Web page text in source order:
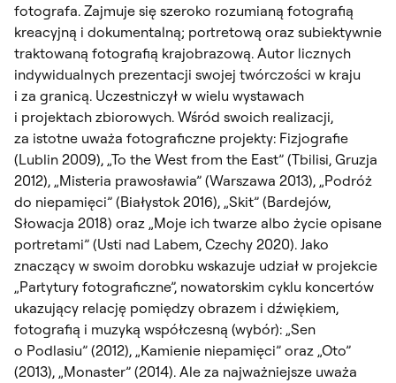
fotografa. Zajmuje się szeroko rozumianą fotografią
kreacyjną i dokumentalną; portretową oraz subiektywnie
traktowaną fotografią krajobrazową. Autor licznych
indywidualnych prezentacji swojej twórczości w kraju
i za granicą. Uczestniczył w wielu wystawach
i projektach zbiorowych. Wśród swoich realizacji,
za istotne uważa fotograficzne projekty: Fizjografie
(Lublin 2009), „To the West from the East” (Tbilisi, Gruzja
2012), „Misteria prawosławia” (Warszawa 2013), „Podróż
do niepamięci” (Białystok 2016), „Skit” (Bardejów,
Słowacja 2018) oraz „Moje ich twarze albo życie opisane
portretami” (Usti nad Labem, Czechy 2020). Jako
znaczący w swoim dorobku wskazuje udział w projekcie
„Partytury fotograficzne”, nowatorskim cyklu koncertów
ukazujący relację pomiędzy obrazem i dźwiękiem,
fotografią i muzyką współczesną (wybór): „Sen
o Podlasiu” (2012), „Kamienie niepamięci” oraz „Oto”
(2013), „Monaster” (2014). Ale za najważniejsze uważa